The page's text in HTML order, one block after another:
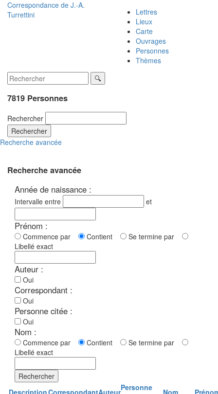
Correspondance de J.-A.
Turrettini
Lettres
Lieux
Carte
Ouvrages
Personnes
Thèmes
7819 Personnes
Rechercher
Rechercher
Recherche avancée
Recherche avancée
Année de naissance :
Intervalle entre et
Prénom :
Commence par Contient
Se termine par
Libellé exact
Auteur :
Oui
Correspondant :
Oui
Personne citée :
Oui
Nom :
Commence par Contient
Se termine par
Libellé exact
Rechercher
DescriptionCorrespondantAuteurPersonne
Nom